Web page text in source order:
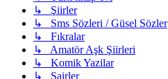
↳ Şiirler
↳ Sms Sözleri / Güsel Sözler
↳ Fıkralar
↳ Amatör Aşk Şiirleri
↳ Komik Yazilar
↳ Şairler